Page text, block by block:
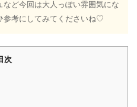
ど今回は大人っぽい雰囲気にな
参考にしてみてくださいね♡
次